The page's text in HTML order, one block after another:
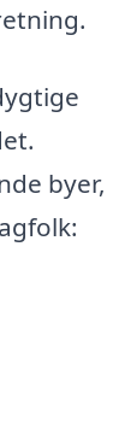
byer,